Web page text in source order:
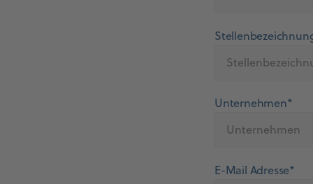
Unternehmen*
E-Mail Adresse*